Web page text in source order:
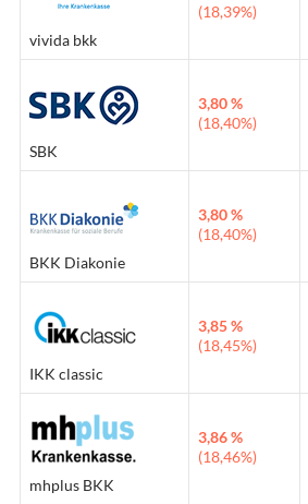
vivida bkk
(18,39%)
SBK
3,80 %
(18,40%)
BKK Diakonie
3,80 %
(18,40%)
IKK classic
3,85 %
(18,45%)
mhplus BKK
3,86 %
(18,46%)